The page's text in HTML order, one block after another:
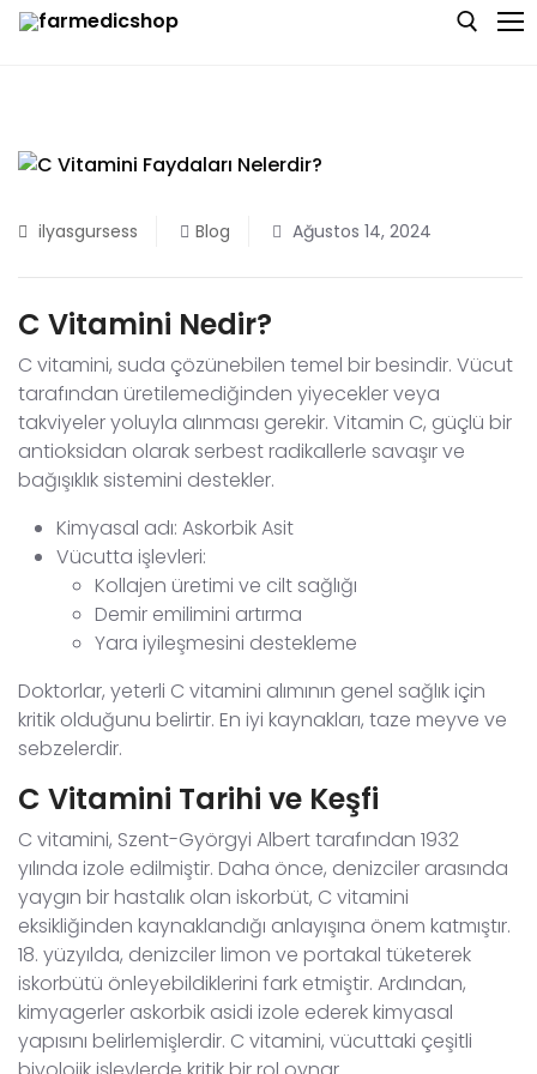
Skip
Anasayfa
Hakkımızda
Bize Ulaşın
ilyasgursess Blog Ağustos 14, 2024
C Vitamini Nedir?
C vitamini, suda çözünebilen temel bir besindir. Vücut
tarafından üretilemediğinden yiyecekler veya
takviyeler yoluyla alınması gerekir. Vitamin C, güçlü bir
antioksidan olarak serbest radikallerle savaşır ve
bağışıklık sistemini destekler.
Kimyasal adı: Askorbik Asit
Vücutta işlevleri:
Kollajen üretimi ve cilt sağlığı
Demir emilimini artırma
Yara iyileşmesini destekleme
Doktorlar, yeterli C vitamini alımının genel sağlık için
kritik olduğunu belirtir. En iyi kaynakları, taze meyve ve
sebzelerdir.
C Vitamini Tarihi ve Keşfi
C vitamini, Szent-Györgyi Albert tarafından 1932
yılında izole edilmiştir. Daha önce, denizciler arasında
yaygın bir hastalık olan iskorbüt, C vitamini
eksikliğinden kaynaklandığı anlayışına önem katmıştır.
18. yüzyılda, denizciler limon ve portakal tüketerek
iskorbütü önleyebildiklerini fark etmiştir. Ardından,
kimyagerler askorbik asidi izole ederek kimyasal
yapısını belirlemişlerdir. C vitamini, vücuttaki çeşitli